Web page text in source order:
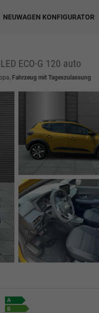
NEUWAGEN KONFIGURATOR
ECO-G 120 auto
Fahrzeug mit Tageszulassung